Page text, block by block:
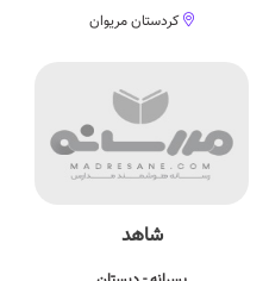
کردستان مریوان
شاهد